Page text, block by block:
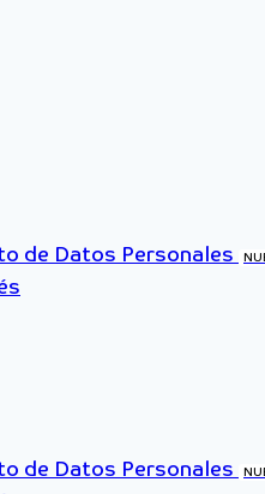
de Datos Personales
de Datos Personales